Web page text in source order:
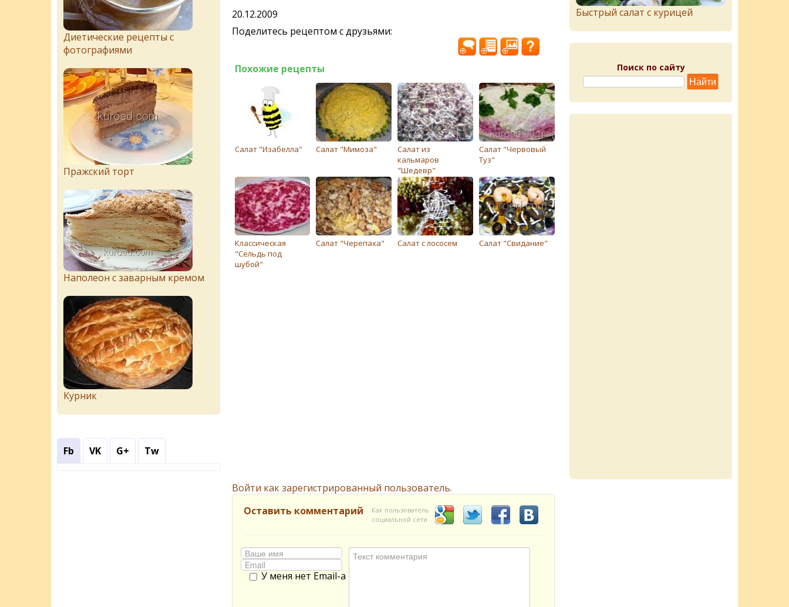
20.12.2009
Поделитесь рецептом с друзьями:
Похожие рецепты
Салат "Изабелла" Салат "Мимоза"
Салат из
кальмаров
"Шедевр"
Салат "Червовый
Туз"
Классическая
"Сельдь под
шубой"
Салат "Черепаха" Салат с лососем Салат "Свидание"
Войти как зарегистрированный пользователь.
Оставить комментарий
Как пользователь
социальной сети
У меня нет Email-а
Диетические рецепты с
фотографиями
Пражский торт
Наполеон с заварным кремом
Курник
Fb VK G+ Tw
Быстрый салат с курицей
Поиск по сайту